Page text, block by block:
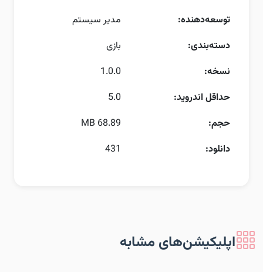
توسعه‌دهنده:
مدیر سیستم
دسته‌بندی:
بازی
نسخه:
1.0.0
حداقل اندروید:
5.0
حجم:
68.89 MB
دانلود:
431
اپلیکیشن‌های مشابه